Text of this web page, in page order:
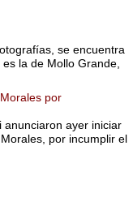
se encuentra
la de Mollo Grande,
por
anunciaron ayer iniciar
por incumplir el